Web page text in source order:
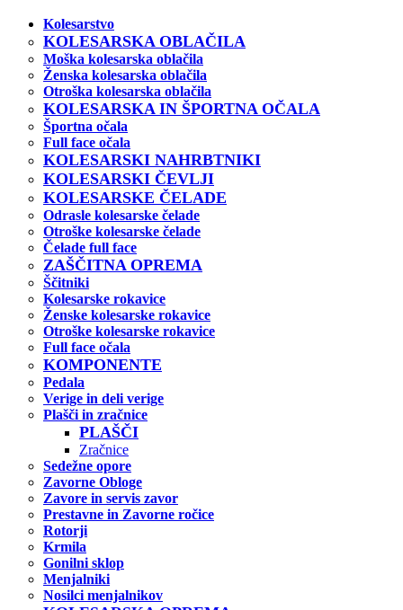
Kolesarstvo
KOLESARSKA OBLAČILA
Moška kolesarska oblačila
Ženska kolesarska oblačila
Otroška kolesarska oblačila
KOLESARSKA IN ŠPORTNA OČALA
Športna očala
Full face očala
KOLESARSKI NAHRBTNIKI
KOLESARSKI ČEVLJI
KOLESARSKE ČELADE
Odrasle kolesarske čelade
Otroške kolesarske čelade
Čelade full face
ZAŠČITNA OPREMA
Ščitniki
Kolesarske rokavice
Ženske kolesarske rokavice
Otroške kolesarske rokavice
Full face očala
KOMPONENTE
Pedala
Verige in deli verige
Plašči in zračnice
PLAŠČI
Zračnice
Sedežne opore
Zavorne Obloge
Zavore in servis zavor
Prestavne in Zavorne ročice
Rotorji
Krmila
Gonilni sklop
Menjalniki
Nosilci menjalnikov